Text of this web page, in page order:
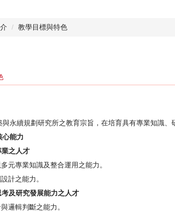
教學目標與特色
與永續規劃研究所之教育宗旨，在培育具有專業知識
心能力
之人才
元專業知識及整合運用之能力。
計之能力。
及研究發展能力之人才
邏輯判斷之能力。